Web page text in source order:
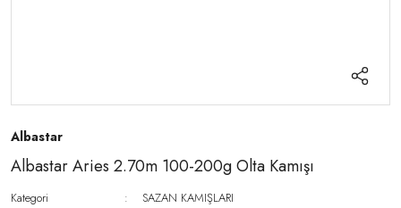
Albastar
Albastar Aries 2.70m 100-200g Olta Kamışı
Kategori
SAZAN KAMIŞLARI